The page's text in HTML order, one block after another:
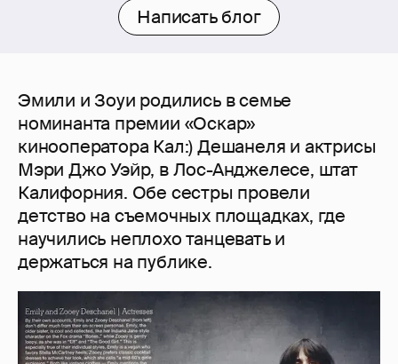
Написать блог
Эмили и Зоуи родились в семье
номинанта премии «Оскар»
кинооператора Кал:) Дешанеля и актрисы
Мэри Джо Уэйр, в Лос-Анджелесе, штат
Калифорния. Обе сестры провели
детство на съемочных площадках, где
научились неплохо танцевать и
держаться на публике.